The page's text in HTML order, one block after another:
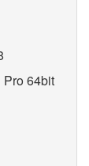
Pro 64bit